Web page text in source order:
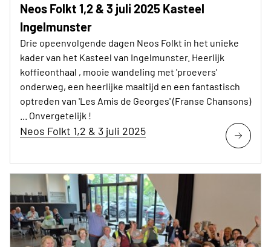
Neos Folkt 1,2 & 3 juli 2025 Kasteel
Ingelmunster
Drie opeenvolgende dagen Neos Folkt in het unieke
kader van het Kasteel van Ingelmunster. Heerlijk
koffieonthaal , mooie wandeling met 'proevers'
onderweg, een heerlijke maaltijd en een fantastisch
optreden van 'Les Amis de Georges' (Franse Chansons)
... Onvergetelijk !
Neos Folkt 1,2 & 3 juli 2025